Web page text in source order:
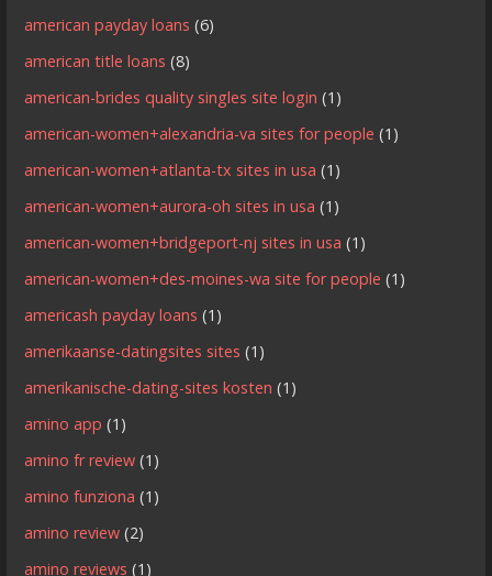
american payday loans (6)
american title loans (8)
american-brides quality singles site login (1)
american-women+alexandria-va sites for people (1)
american-women+atlanta-tx sites in usa (1)
american-women+aurora-oh sites in usa (1)
american-women+bridgeport-nj sites in usa (1)
american-women+des-moines-wa site for people (1)
americash payday loans (1)
amerikaanse-datingsites sites (1)
amerikanische-dating-sites kosten (1)
amino app (1)
amino fr review (1)
amino funziona (1)
amino review (2)
amino reviews (1)